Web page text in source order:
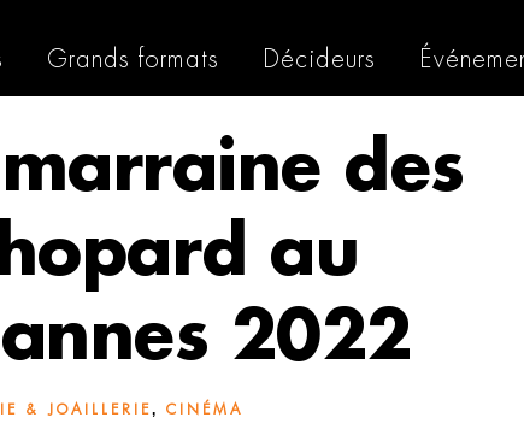
Grands formats Décideurs
des
au
2022
& JOAILLERIE, CINÉMA